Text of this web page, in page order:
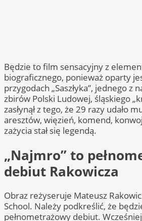
Będzie to film sensacyjny z
biograficznego, ponieważ oparty
przygodach „Saszłyka”, jednego z
zbirów Polski Ludowej, śląskiego
zasłynął z tego, że 29 razy udało
aresztów, więzień, komend,
zażycia stał się legendą.
„Najmro” to
debiut Rakowicza
Obraz reżyseruje Mateusz
School. Należy podkreślić, że
pełnometrażowy debiut.